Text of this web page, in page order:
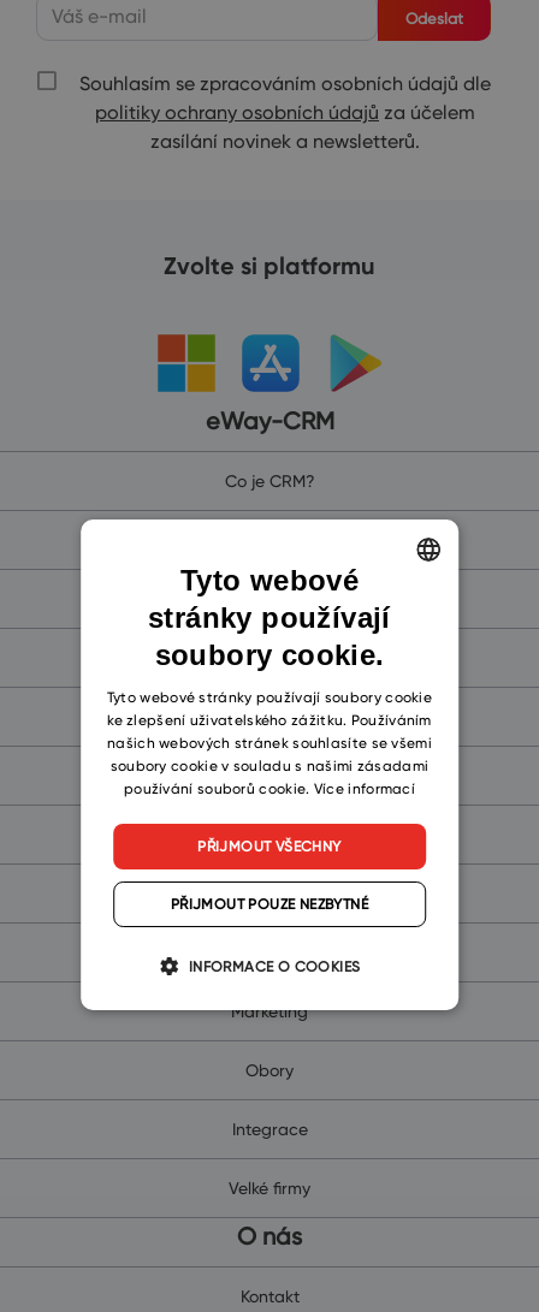
Odeslat
Souhlasím se zpracováním osobních údajů dle
politiky ochrany osobních údajů za účelem
zasílání novinek a newsletterů.
Zvolte si platformu
eWay-CRM
Co je CRM?
eWay-CRM Online (pro Microsoft 365)
eWay-CRM (pro Microsoft Teams)
eWay-CRM Mobile
CRM zdarma
Společnosti a kontakty
Marketing
Obory
Integrace
Velké firmy
O nás
Kontakt
ENGLISH
CZECH
SLOVAK
Tyto webové
stránky používají
soubory cookie.
Tyto webové stránky používají soubory cookie
ke zlepšení uživatelského zážitku. Používáním
našich webových stránek souhlasíte se všemi
soubory cookie v souladu s našimi zásadami
používání souborů cookie. Více informací
PŘIJMOUT VŠECHNY
PŘIJMOUT POUZE NEZBYTNÉ
INFORMACE O COOKIES